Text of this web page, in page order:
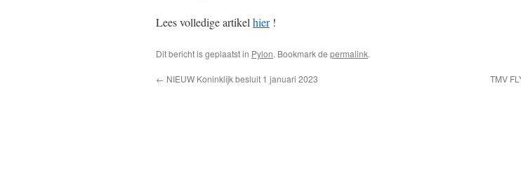
Lees volledige artikel hier!
Dit bericht is geplaatst in Pylon. Bookmark de permalink.
← NIEUW Koninklijk besluit 1 januari 2023 TMV